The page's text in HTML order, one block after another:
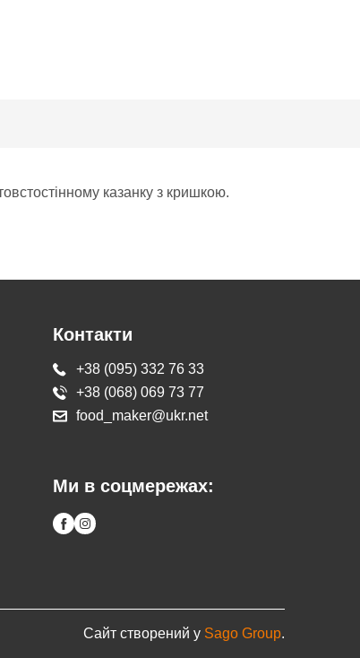
казанку з кришкою.
Контакти
+38 (095) 332 76 33
+38 (068) 069 73 77
food_maker@ukr.net
Ми в соцмережах:
Сайт створений у Sago Group.